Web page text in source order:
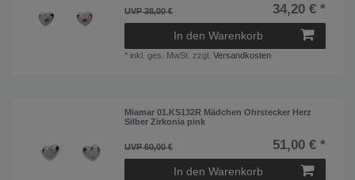
UVP 38,00 € 34,20 € *
In den Warenkorb
* inkl. ges. MwSt. zzgl.Versandkosten
Miamar 01.KS132R Mädchen Ohrstecker Herz
Silber Zirkonia pink
UVP 60,00 € 51,00 € *
In den Warenkorb